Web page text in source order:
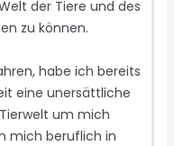
der Tiere und des
zu können.
habe ich bereits
eine unersättliche
um mich
mich beruflich in